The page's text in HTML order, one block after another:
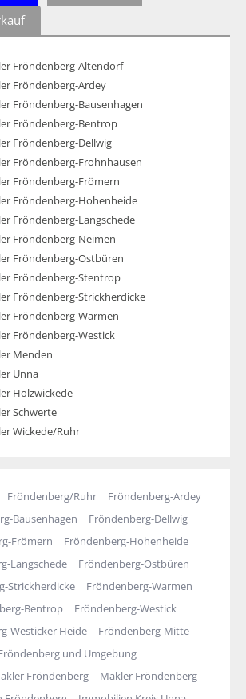
Fröndenberg-Altendorf
Fröndenberg-Ardey
Fröndenberg-Bausenhagen
Fröndenberg-Bentrop
Fröndenberg-Dellwig
Fröndenberg-Frohnhausen
Fröndenberg-Frömern
Fröndenberg-Hohenheide
Fröndenberg-Langschede
Fröndenberg-Neimen
Fröndenberg-Ostbüren
Fröndenberg-Stentrop
Fröndenberg-Strickherdicke
Fröndenberg-Warmen
Fröndenberg-Westick
Menden
Unna
Holzwickede
Schwerte
Wickede/Ruhr
Fröndenberg/Ruhr
Fröndenberg-Ardey
Bausenhagen
Fröndenberg-Dellwig
Frömern
Fröndenberg-Hohenheide
Langschede
Fröndenberg-Ostbüren
Strickherdicke
Fröndenberg-Warmen
Bentrop
Fröndenberg-Westick
Westicker Heide
Fröndenberg-Mitte
und Umgebung
Fröndenberg
Makler Fröndenberg